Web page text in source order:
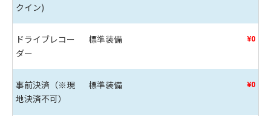
クイン)
ドライブレコー
ダー
標準装備 ¥0
事前決済（※現
地決済不可）
標準装備 ¥0